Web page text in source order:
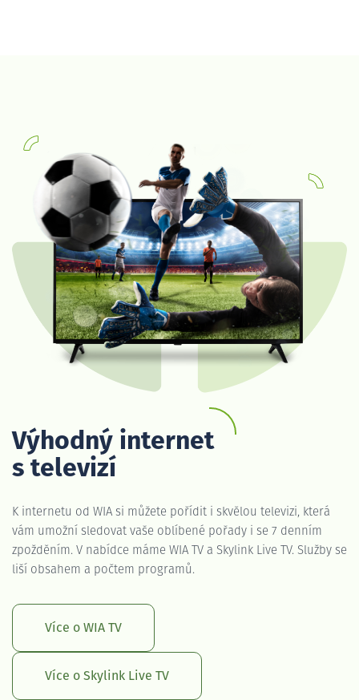
Výhodný internet
s televizí
K internetu od WIA si můžete pořídit i skvělou televizi, která
vám umožní sledovat vaše oblíbené pořady i se 7 denním
zpožděním. V nabídce máme WIA TV a Skylink Live TV. Služby se
liší obsahem a počtem programů.
Více o WIA TV
Více o Skylink Live TV